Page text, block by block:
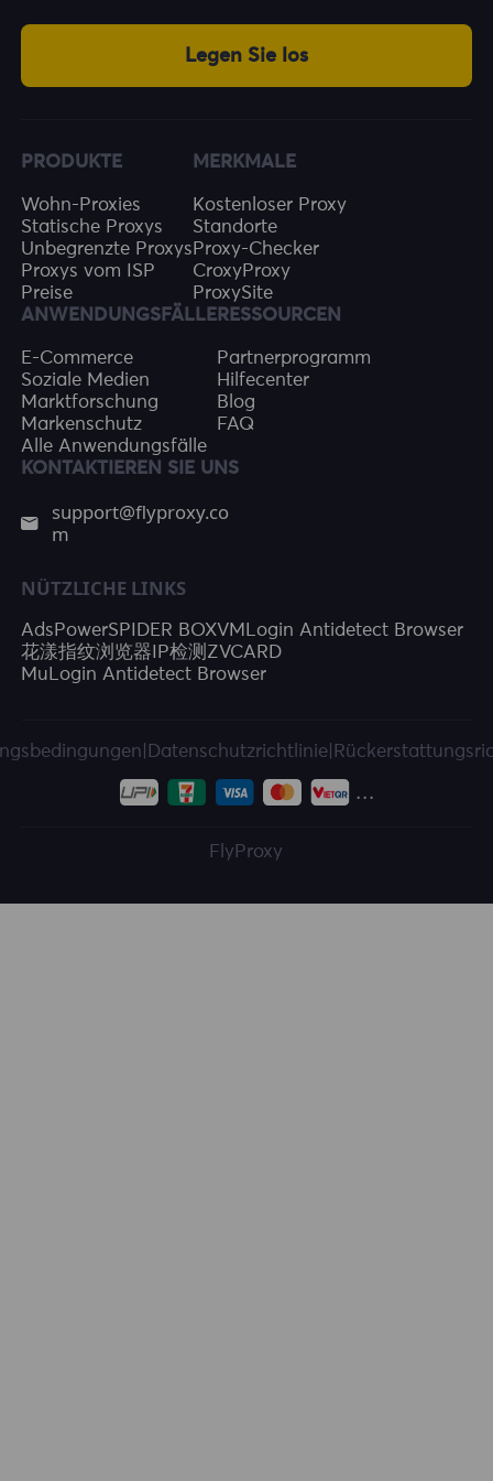
Legen Sie los
PRODUKTE
Wohn-Proxies
Statische Proxys
Unbegrenzte Proxys
Proxys vom ISP
Preise
MERKMALE
Kostenloser Proxy
Standorte
Proxy-Checker
CroxyProxy
ProxySite
ANWENDUNGSFÄLLE
E-Commerce
Soziale Medien
Marktforschung
Markenschutz
Alle Anwendungsfälle
RESSOURCEN
Partnerprogramm
Hilfecenter
Blog
FAQ
KONTAKTIEREN SIE UNS
support@flyproxy.co
m
NÜTZLICHE LINKS
AdsPowerSPIDER BOXVMLogin Antidetect Browser
花漾指纹浏览器 IP检测 ZVCARD
MuLogin Antidetect Browser
FlyProxy
Datenschutzrichtlinie|